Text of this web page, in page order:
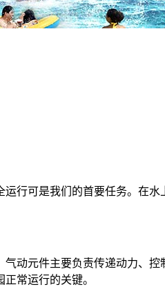
行可是我们的首要任务。在
动元件主要负责传递动力、
常运行的关键。